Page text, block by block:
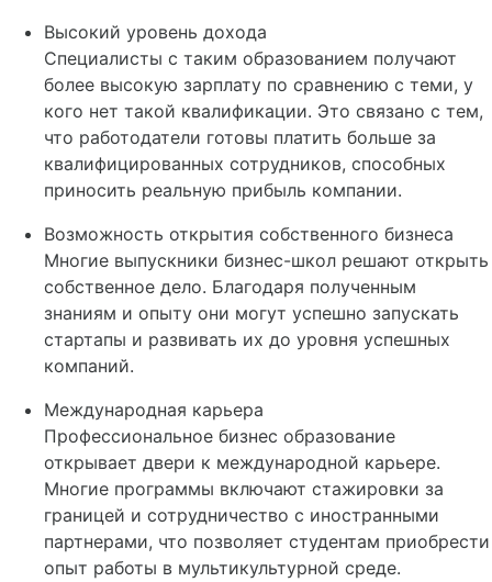
Высокий уровень дохода
Специалисты с таким образованием получают
более высокую зарплату по сравнению с теми, у
кого нет такой квалификации. Это связано с тем,
что работодатели готовы платить больше за
квалифицированных сотрудников, способных
приносить реальную прибыль компании.
Возможность открытия собственного бизнеса
Многие выпускники бизнес-школ решают открыть
собственное дело. Благодаря полученным
знаниям и опыту они могут успешно запускать
стартапы и развивать их до уровня успешных
компаний.
Международная карьера
Профессиональное бизнес образование
открывает двери к международной карьере.
Многие программы включают стажировки за
границей и сотрудничество с иностранными
партнерами, что позволяет студентам приобрести
опыт работы в мультикультурной среде.